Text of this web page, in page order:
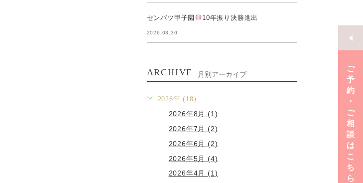
ご
予
約
･
ご
相
談
は
こ
ち
ら
センバツ甲子園 10年振り決勝進出
2026.03.30
ARCHIVE 月別アーカイブ
2026年 (18)
2026年8月 (1)
2026年7月 (2)
2026年6月 (2)
2026年5月 (4)
2026年4月 (1)